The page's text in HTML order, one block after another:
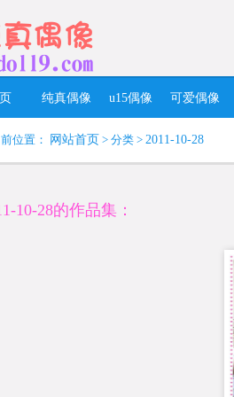
纯真偶像 u15偶像 可爱偶像
位置： 网站首页 > 分类 > 2011-10-28
10-28的作品集：